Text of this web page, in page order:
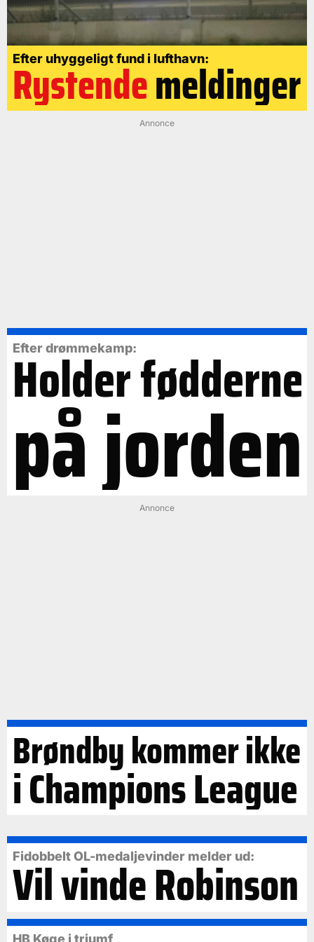
Efter uhyggeligt fund i lufthavn:
Rystendemeldinger
Annonce
Efter drømmekamp:
Holder fødderne
på jorden
Annonce
Brøndby kommer ikke
i Champions League
Fidobbelt OL-medaljevinder melder ud:
Vil vinde Robinson